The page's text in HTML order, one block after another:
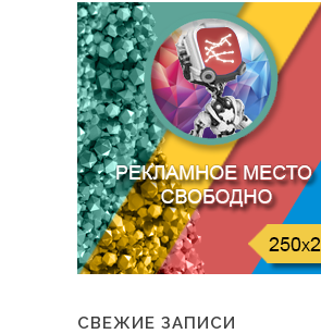
СВЕЖИЕ ЗАПИСИ